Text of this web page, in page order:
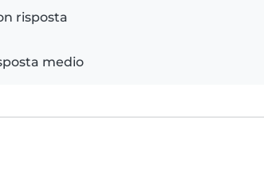
risposta
medio